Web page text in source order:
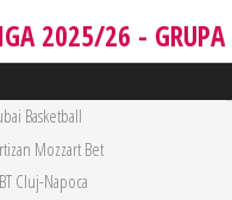
2025/26 -
Basketball
Mozzart Bet
Cluj-Napoca